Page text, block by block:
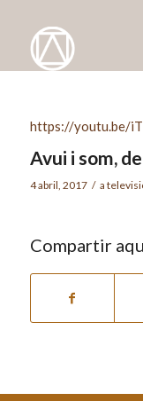
https://youtu.be/
Avui i som,
4 abril, 2017 / a
Compartir